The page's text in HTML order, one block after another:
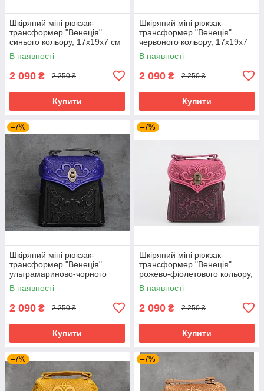
Шкіряний міні рюкзак-
трансформер "Венеція"
синього кольору, 17х19х7 см
В наявності
2 090 ₴ 2 250 ₴
Купити
Шкіряний міні рюкзак-
трансформер "Венеція"
червоного кольору, 17х19х7
см
В наявності
2 090 ₴ 2 250 ₴
Купити
–7%
Шкіряний міні рюкзак-
трансформер "Венеція"
ультрамариново-чорного
кольору, 17х19х7 см
В наявності
2 090 ₴ 2 250 ₴
Купити
–7%
Шкіряний міні рюкзак-
трансформер "Венеція"
рожево-фіолетового кольору,
17х19х7 см
В наявності
2 090 ₴ 2 250 ₴
Купити
–7% –7%